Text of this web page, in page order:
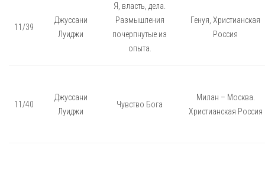
11/39
Джуссани
Луиджи
Я, власть, дела.
Размышления
почерпнутые из
опыта.
Генуя, Христианская
Россия
11/40
Джуссани
Луиджи
Чувство Бога
Милан – Москва.
Христианская Россия